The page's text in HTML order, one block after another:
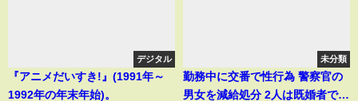
デジタル
『アニメだいすき!』(1991年～
1992年の年末年始)。
未分類
勤務中に交番で性行為 警察官の
男女を減給処分 2人は既婚者で不